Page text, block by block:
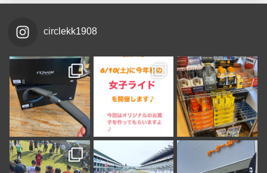
circlekk1908